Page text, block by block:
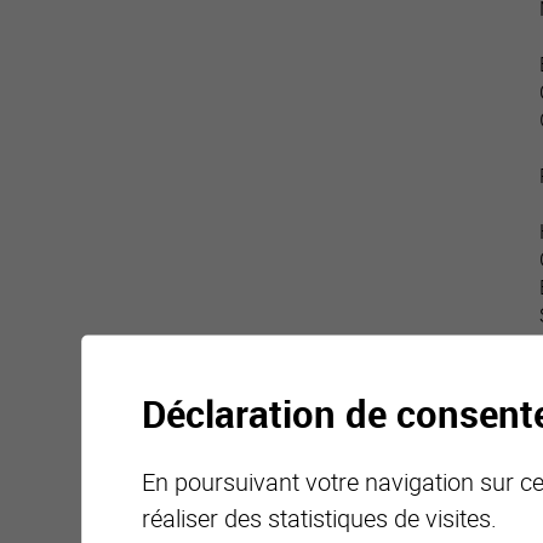
Déclaration de
En poursuivant votre navigation sur
réaliser des statistiques de visites.